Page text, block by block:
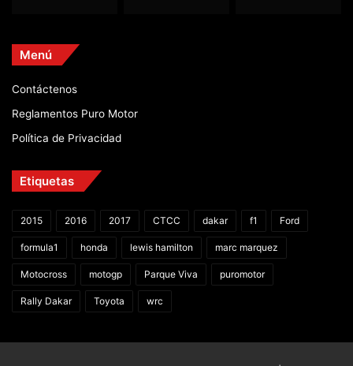
Menú
Contáctenos
Reglamentos Puro Motor
Política de Privacidad
Etiquetas
2015 2016 2017 CTCC dakar f1 Ford
formula1 honda lewis hamilton marc marquez
Motocross motogp Parque Viva puromotor
Rally Dakar Toyota wrc